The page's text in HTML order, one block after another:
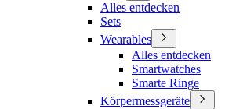
Alles entdecken
Sets
Wearables
Alles entdecken
Smartwatches
Smarte Ringe
Körpermessgeräte